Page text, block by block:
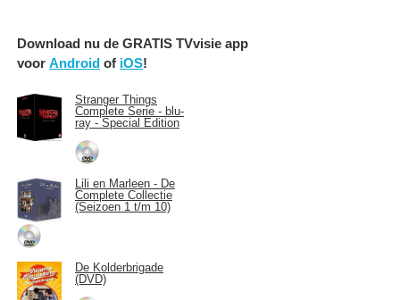
Download nu de GRATIS TVvisie app
voor Android of iOS!
Stranger Things
Complete Serie - blu-
ray - Special Edition
Lili en Marleen - De
Complete Collectie
(Seizoen 1 t/m 10)
De Kolderbrigade
(DVD)